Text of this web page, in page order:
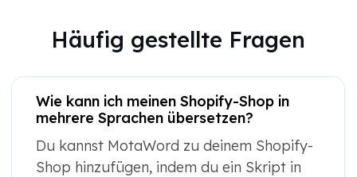
Häufig gestellte Fragen
Wie kann ich meinen Shopify-Shop in
mehrere Sprachen übersetzen?
Du kannst MotaWord zu deinem Shopify-
Shop hinzufügen, indem du ein Skript in